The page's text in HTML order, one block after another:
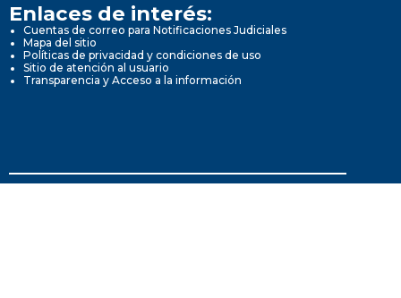
Enlaces de interés:
Cuentas de correo para Notificaciones Judiciales
Mapa del sitio
Políticas de privacidad y condiciones de uso
Sitio de atención al usuario
Transparencia y Acceso a la información